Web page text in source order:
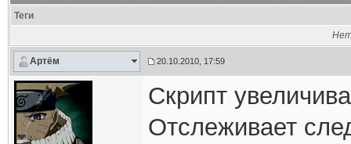
Теги
Артём 20.10.2010, 17:59
Скрипт
Отслеживает